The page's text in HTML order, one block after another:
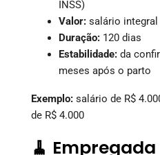
INSS)
Valor: salário integral
Duração: 120 dias
Estabilidade: da
meses após o parto
Exemplo: salário de R$
de R$ 4.000
🧹